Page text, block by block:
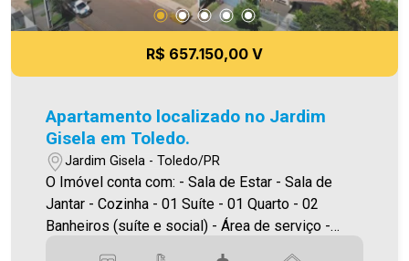
R$ 657.150,00 V
Apartamento localizado no Jardim
Gisela em Toledo.
Jardim Gisela - Toledo/PR
O Imóvel conta com: - Sala de Estar - Sala de
Jantar - Cozinha - 01 Suíte - 01 Quarto - 02
Banheiros (suíte e social) - Área de serviço -